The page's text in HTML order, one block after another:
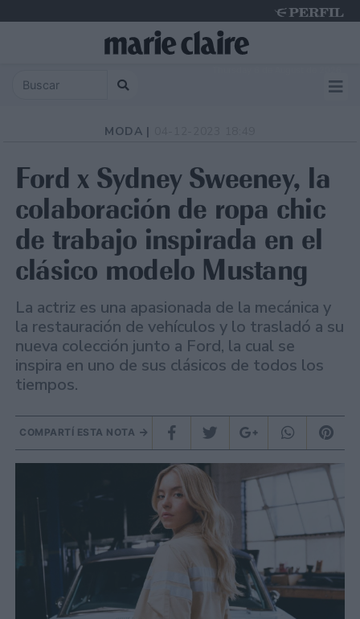
MODA |
Ford x Sydney Sweeney, la
colaboración de ropa chic
de trabajo inspirada en el
clásico modelo Mustang
La actriz es una apasionada de la mecánica y
la restauración de vehículos y lo trasladó a su
nueva colección junto a Ford, la cual se
inspira en uno de sus clásicos de todos los
tiempos.
COMPARTÍ ESTA NOTA